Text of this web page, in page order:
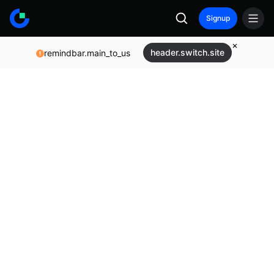
Signup
remindbar.main_to_us header.switch.site